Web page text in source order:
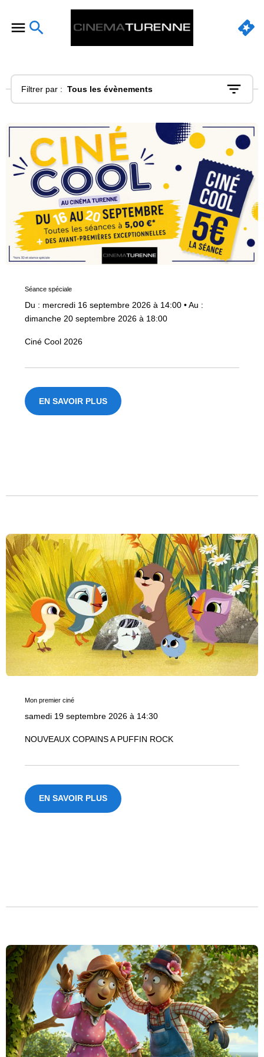
Filtrer par : Tous les évènements
Séance spéciale
Du : mercredi 16 septembre 2026 à 14:00 •Au :
dimanche 20 septembre 2026 à 18:00
Ciné Cool 2026
EN SAVOIR PLUS
Mon premier ciné
samedi 19 septembre 2026 à 14:30
NOUVEAUX COPAINS A PUFFIN ROCK
EN SAVOIR PLUS